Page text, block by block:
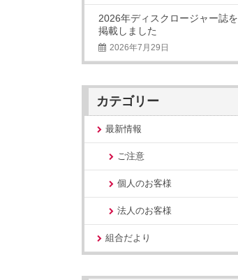
2026年ディスクロージャー誌を
掲載しました
2026年7月29日
カテゴリー
最新情報
ご注意
個人のお客様
法人のお客様
組合だより